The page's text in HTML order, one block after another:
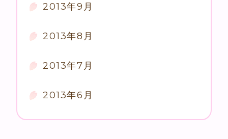
2013年9月
2013年8月
2013年7月
2013年6月